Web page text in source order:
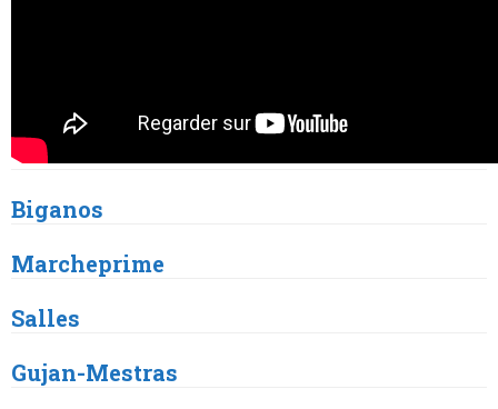
Biganos
Marcheprime
Salles
Gujan-Mestras